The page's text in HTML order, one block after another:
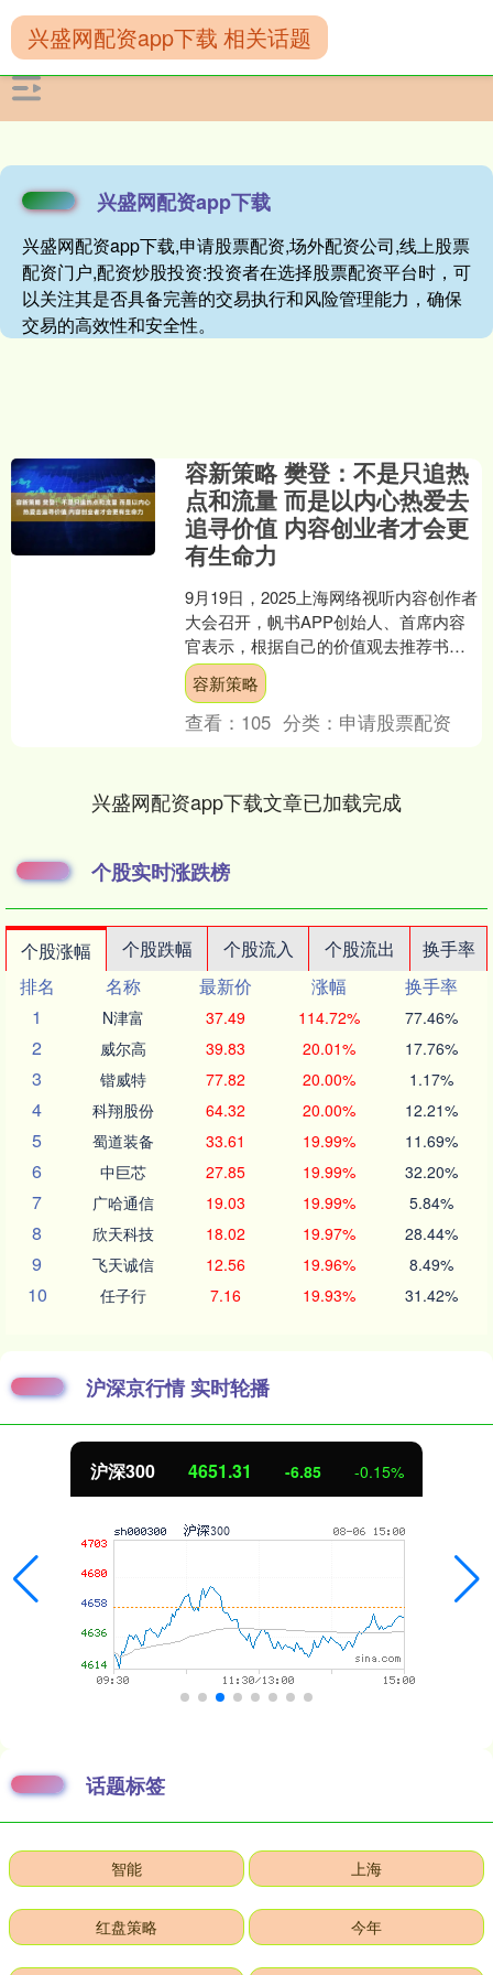
兴盛网配资app下载
兴盛网配资app下载,申请股票配资,场外配资公司,线上股票
配资门户,配资炒股投资:投资者在选择股票配资平台时，可
以关注其是否具备完善的交易执行和风险管理能力，确保
交易的高效性和安全性。
兴盛网配资app下载 相关话题
容新策略 樊登：不是只追热
点和流量 而是以内心热爱去
追寻价值 内容创业者才会更
有生命力
9月19日，2025上海网络视听内容创作者
大会召开，帆书APP创始人、首席内容
官表示，根据自己的价值观去推荐书让
我们成为了最大的受益者，因为内容不
受限于某一个热....
容新策略
查看： 105 分类： 申请股票配资
兴盛网配资app下载文章已加载完成
个股实时涨跌榜
个股涨幅 个股跌幅 个股流入 个股流出
换手率
排名
名称 最新价 涨幅
换手率
1
N津富 37.49 114.72% 77.46%
2 威尔高 39.83 20.01% 17.76%
3 锴威特 77.82 20.00% 1.17%
4 科翔股份 64.32 20.00% 12.21%
5 蜀道装备 33.61 19.99% 11.69%
6 中巨芯 27.85 19.99% 32.20%
7 广哈通信 19.03 19.99% 5.84%
8 欣天科技 18.02 19.97% 28.44%
9 飞天诚信 12.56 19.96% 8.49%
10 任子行 7.16 19.93% 31.42%
沪深京行情 实时轮播
北证50 1122.88 3.42 0.30%
话题标签
智能 上海
红盘策略 今年